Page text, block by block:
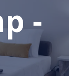
-